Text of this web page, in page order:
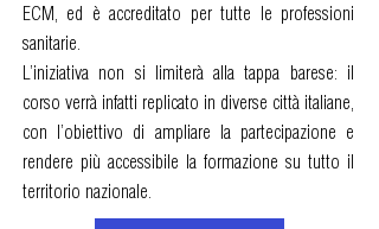
ECM, ed è accreditato per tutte le professioni
sanitarie.
L’iniziativa non si limiterà alla tappa barese: il
corso verrà infatti replicato in diverse città italiane,
con l’obiettivo di ampliare la partecipazione e
rendere più accessibile la formazione su tutto il
territorio nazionale.